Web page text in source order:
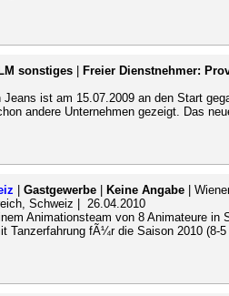
sonstiges Freier Dienstnehmer:
Jeans ist am 15.07.2009 an den Start
andere Unternehmen gezeigt. Das
Gastgewerbe Keine Angabe |
Schweiz | 26.04.2010
Animationsteam von 8 Animateure in
Tanzerfahrung fÃ¼r die Saison 2010 (8-